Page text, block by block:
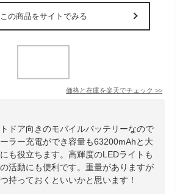
この商品をサイトでみる
価格と在庫を楽天でチェック >>
ドア向きのモバイルバッテリーなので
ラー充電ができ容量も63200mAhと大
も役立ちます。高輝度のLEDライトも
活動にも便利です。重量がありますが
持っておくといいかと思います！